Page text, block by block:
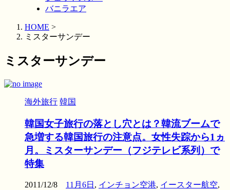
バニラエア
HOME >
ミスターサンデー
ミスターサンデー
海外旅行 韓国
韓国女子旅行の落とし穴とは？韓流ブームで
急増する韓国旅行の注意点。女性失踪から1ヵ
月。ミスターサンデー（フジテレビ系列）で
特集
2011/12/8 11月6日 , インチョン空港, イースター航空,